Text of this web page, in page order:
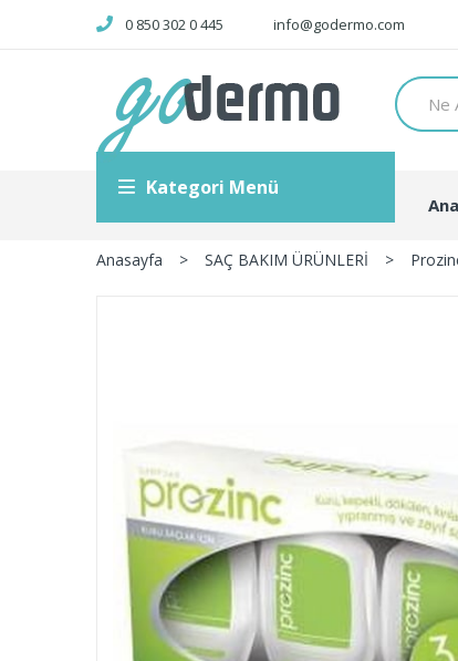
0 850 302 0 445 info@godermo.com
Kategori Menü
Anasayfa > SAÇ BAKIM ÜRÜNLERİ >